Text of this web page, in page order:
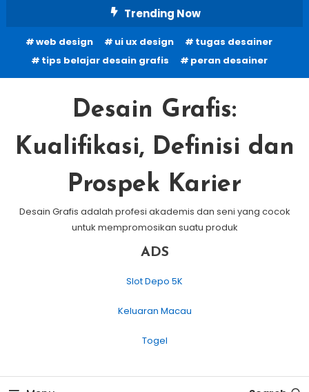
Content
Trending Now
web design ui ux design
tugas desainer
tips belajar desain grafis
peran desainer
Desain Grafis:
Kualifikasi, Definisi dan
Prospek Karier
Desain Grafis adalah profesi akademis dan seni yang cocok
untuk mempromosikan suatu produk
ADS
Slot Depo 5K
Keluaran Macau
Togel